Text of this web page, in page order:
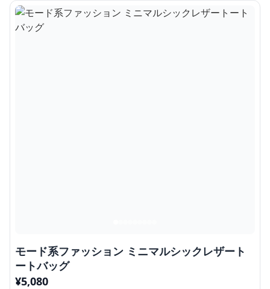
モード系ファッション ミニマルシックレザート
ートバッグ
¥5,080